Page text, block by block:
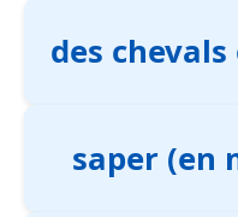
des
saper (en